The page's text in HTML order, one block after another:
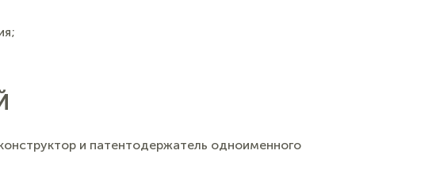
и патентодержатель одноименного